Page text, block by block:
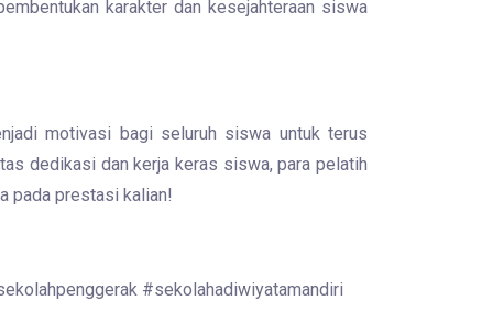
karakter dan kesejahteraan siswa
motivasi bagi seluruh siswa untuk terus
dedikasi dan kerja keras siswa, para pelatih
pada prestasi kalian!
#sekolahadiwiyatamandiri